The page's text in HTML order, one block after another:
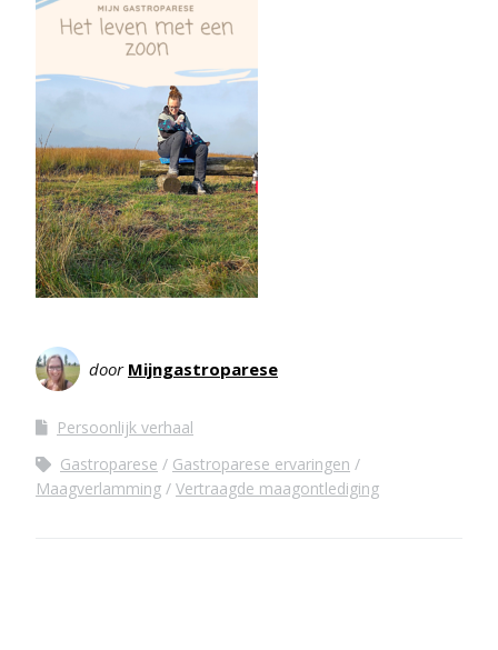
door Mijngastroparese
Persoonlijk verhaal
Gastroparese
Gastroparese ervaringen
Maagverlamming
Vertraagde maagontlediging